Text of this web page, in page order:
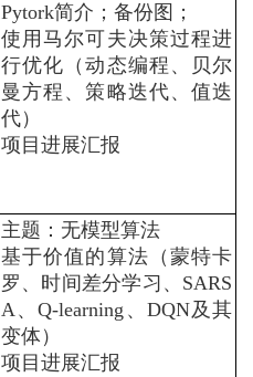
Pytork简介；备份图；
使用马尔可夫决策过程进
行优化 （动态编程、贝尔
曼方程、策略迭代、值迭
代）
项目进展汇报
主题：无模型算法
基于价值的算法（蒙特卡
罗、时间差分学习、 SARS
A、Q-learning 、 DQN及其
变体）
项目进展汇报